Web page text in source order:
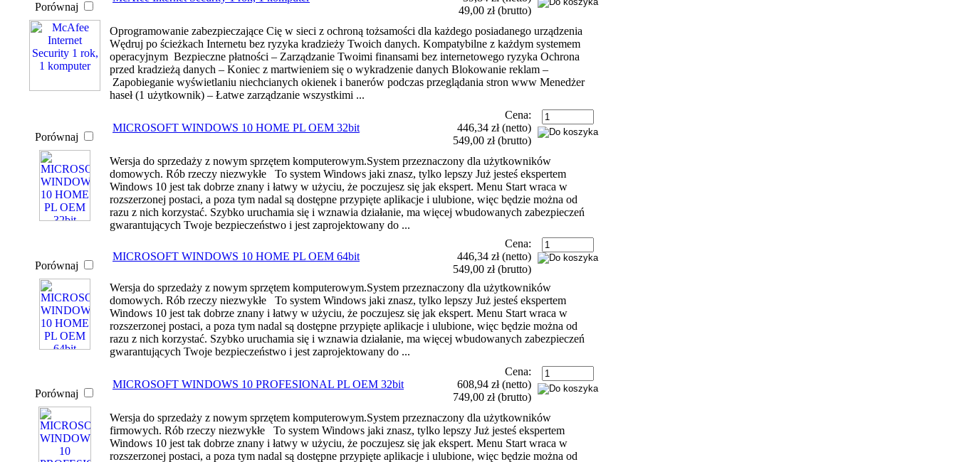
Porównaj
49,00 zł(brutto)
Oprogramowanie zabezpieczające Cię w sieci z ochroną tożsamości dla każdego posiadanego urządzenia
Wędruj po ścieżkach Internetu bez ryzyka kradzieży Twoich danych. Kompatybilne z każdym systemem
operacyjnym Bezpieczne płatności – Zarządzanie Twoimi finansami bez internetowego ryzyka Ochrona
przed kradzieżą danych – Koniec z martwieniem się o wykradzenie danych Blokowanie reklam –
Zapobieganie wyświetlaniu niechcianych okienek i banerów podczas przeglądania stron www Menedżer
haseł (1 użytkownik) – Łatwe zarządzanie wszystkimi ...
Porównaj
MICROSOFT WINDOWS 10 HOME PL OEM 32bit
Cena:
446,34 zł(netto)
549,00 zł(brutto)
Wersja do sprzedaży z nowym sprzętem komputerowym.System przeznaczony dla użytkowników
domowych. Rób rzeczy niezwykłe To system Windows jaki znasz, tylko lepszy Już jesteś ekspertem
Windows 10 jest tak dobrze znany i łatwy w użyciu, że poczujesz się jak ekspert. Menu Start wraca w
rozszerzonej postaci, a poza tym nadal są dostępne przypięte aplikacje i ulubione, więc będzie można od
razu z nich korzystać. Szybko uruchamia się i wznawia działanie, ma więcej wbudowanych zabezpieczeń
gwarantujących Twoje bezpieczeństwo i jest zaprojektowany do ...
Porównaj
MICROSOFT WINDOWS 10 HOME PL OEM 64bit
Cena:
446,34 zł(netto)
549,00 zł(brutto)
Wersja do sprzedaży z nowym sprzętem komputerowym.System przeznaczony dla użytkowników
domowych. Rób rzeczy niezwykłe To system Windows jaki znasz, tylko lepszy Już jesteś ekspertem
Windows 10 jest tak dobrze znany i łatwy w użyciu, że poczujesz się jak ekspert. Menu Start wraca w
rozszerzonej postaci, a poza tym nadal są dostępne przypięte aplikacje i ulubione, więc będzie można od
razu z nich korzystać. Szybko uruchamia się i wznawia działanie, ma więcej wbudowanych zabezpieczeń
gwarantujących Twoje bezpieczeństwo i jest zaprojektowany do ...
Porównaj
MICROSOFT WINDOWS 10 PROFESIONAL PL OEM 32bit
Cena:
608,94 zł(netto)
749,00 zł(brutto)
Wersja do sprzedaży z nowym sprzętem komputerowym.System przeznaczony dla użytkowników
firmowych. Rób rzeczy niezwykłe To system Windows jaki znasz, tylko lepszy Już jesteś ekspertem
Windows 10 jest tak dobrze znany i łatwy w użyciu, że poczujesz się jak ekspert. Menu Start wraca w
rozszerzonej postaci, a poza tym nadal są dostępne przypięte aplikacje i ulubione, więc będzie można od